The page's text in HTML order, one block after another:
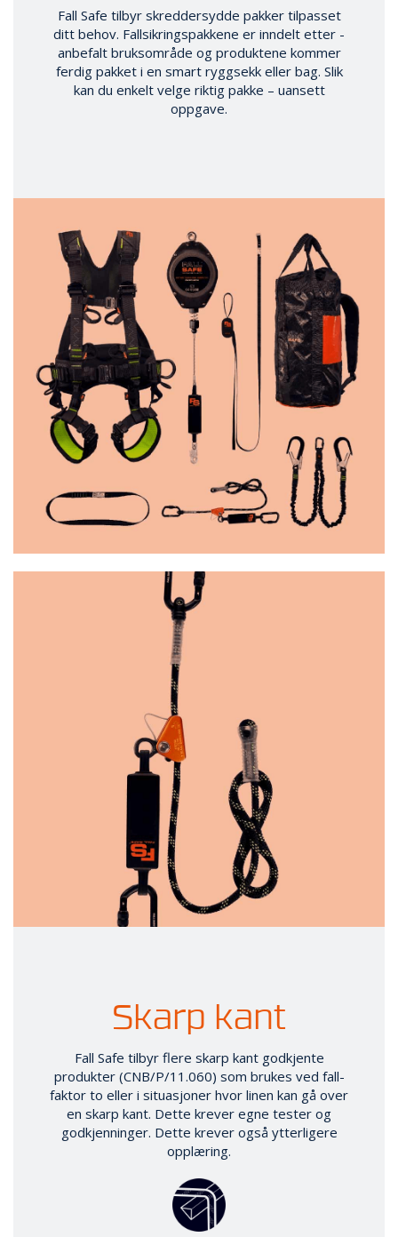
Fall Safe tilbyr skreddersydde pakker tilpasset
ditt behov. Fallsikringspakkene er inndelt ­etter ­
anbefalt bruksområde og produktene ­kommer
ferdig ­pakket i en smart ryggsekk eller bag. Slik
kan du enkelt velge ­riktig ­pakke – uansett
oppgave.
Skarp kant
Fall Safe tilbyr flere skarp kant godkjente
produkter (CNB/P/11.060) som brukes ved fall-
faktor to eller i situasjoner hvor linen kan gå over
en skarp kant. Dette krever egne tester og
godkjenninger. Dette krever også ytterligere
opplæring.